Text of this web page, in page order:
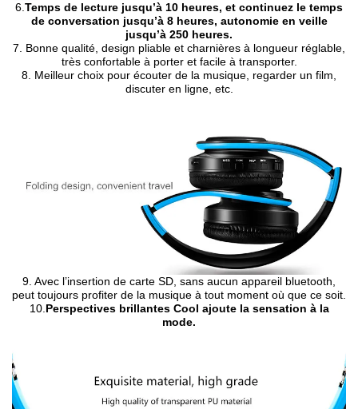
6. Temps de lecture jusqu’à 10 heures, et continuez le temps
de conversation jusqu’à 8 heures, autonomie en veille
jusqu’à 250 heures.
7. Bonne qualité, design pliable et charnières à longueur réglable,
très confortable à porter et facile à transporter.
8. Meilleur choix pour écouter de la musique, regarder un film,
discuter en ligne, etc.
9. Avec l’insertion de carte SD, sans aucun appareil bluetooth,
peut toujours profiter de la musique à tout moment où que ce soit.
10.Perspectives brillantes Cool ajoute la sensation à la
mode.